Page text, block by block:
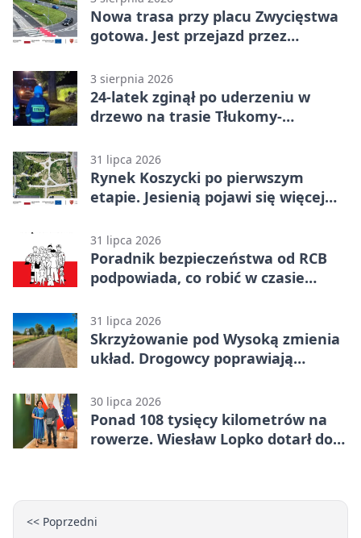
Nowa trasa przy placu Zwycięstwa
gotowa. Jest przejazd przez
3 sierpnia 2026
24-latek zginął po uderzeniu w
drzewo na trasie Tłukomy-
31 lipca 2026
Rynek Koszycki po pierwszym
etapie. Jesienią pojawi się więcej
31 lipca 2026
Poradnik bezpieczeństwa od RCB
podpowiada, co robić w czasie
31 lipca 2026
Skrzyżowanie pod Wysoką zmienia
układ. Drogowcy poprawiają
30 lipca 2026
Ponad 108 tysięcy kilometrów na
rowerze. Wiesław Lopko dotarł do
<< Poprzedni